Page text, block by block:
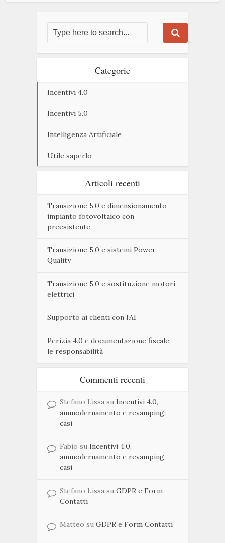
Categorie
Incentivi 4.0
Incentivi 5.0
Intelligenza Artificiale
Utile saperlo
Articoli recenti
Transizione 5.0 e dimensionamento
impianto fotovoltaico con
preesistente
Transizione 5.0 e sistemi Power
Quality
Transizione 5.0 e sostituzione motori
elettrici
Supporto ai clienti con l’AI
Perizia 4.0 e documentazione fiscale:
le responsabilità
Commenti recenti
Stefano Lissa su Incentivi 4.0,
ammodernamento e revamping:
casi
Fabio su Incentivi 4.0,
ammodernamento e revamping:
casi
Stefano Lissa su GDPR e Form
Contatti
Matteo su GDPR e Form Contatti